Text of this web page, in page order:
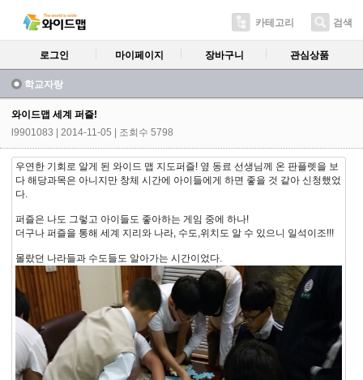
카테고리 검색
로그인 마이페이지 장바구니 관심상품
학교자랑
와이드맵 세계 퍼즐!
l9901083
| 2014-11-05 | 조회수 5798
우연한 기회로 알게 된 와이드 맵 지도퍼즐! 옆 동료 선생님께 온 판플렛을 보
다 해당과목은 아니지만 창체 시간에 아이들에게 하면 좋을 것 같아 신청했었
다.
퍼즐은 나도 그렇고 아이들도 좋아하는 게임 중에 하나!
더구나 퍼즐을 통해 세계 지리와 나라, 수도,위치도 알 수 있으니 일석이조!!!
몰랐던 나라들과 수도들도 알아가는 시간이었다.